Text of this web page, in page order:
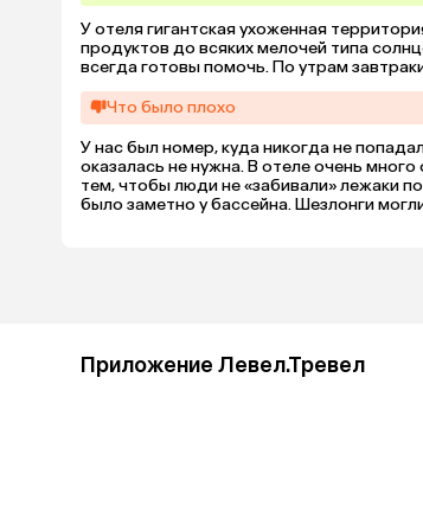
У отеля гигантская ухоженная
продуктов до всяких мелочей типа
всегда готовы помочь. По утрам
Что было плохо
У нас был номер, куда никогда не
оказалась не нужна. В отеле очень
тем, чтобы люди не «забивали» лежаки
было заметно у бассейна. Шезлонги
Приложение Левел.Тревел